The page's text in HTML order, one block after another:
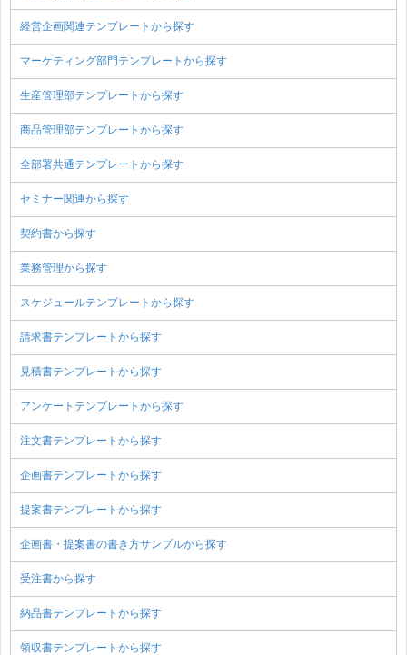
経営企画関連テンプレートから探す
マーケティング部門テンプレートから探す
生産管理部テンプレートから探す
商品管理部テンプレートから探す
全部署共通テンプレートから探す
セミナー関連から探す
契約書から探す
業務管理から探す
スケジュールテンプレートから探す
請求書テンプレートから探す
見積書テンプレートから探す
アンケートテンプレートから探す
注文書テンプレートから探す
企画書テンプレートから探す
提案書テンプレートから探す
企画書・提案書の書き方サンプルから探す
受注書から探す
納品書テンプレートから探す
領収書テンプレートから探す